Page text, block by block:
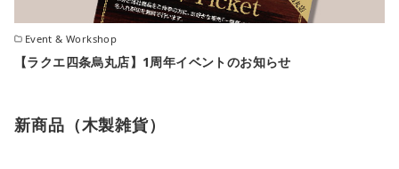
Event & Workshop
【ラクエ四条烏丸店】1周年イベントのお知らせ
新商品（木製雑貨）